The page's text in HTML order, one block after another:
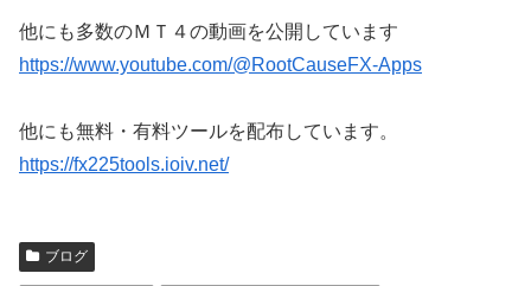
他にも多数のＭＴ４の動画を公開しています
https://www.youtube.com/@RootCauseFX-Apps
他にも無料・有料ツールを配布しています。
https://fx225tools.ioiv.net/
ブログ